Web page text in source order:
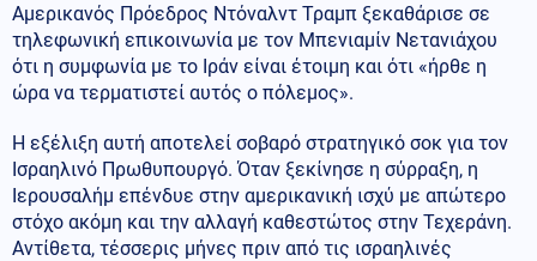
Αμερικανός Πρόεδρος Ντόναλντ Τραμπ ξεκαθάρισε σε
τηλεφωνική επικοινωνία με τον Μπενιαμίν Νετανιάχου
ότι η συμφωνία με το Ιράν είναι έτοιμη και ότι «ήρθε η
ώρα να τερματιστεί αυτός ο πόλεμος».
Η εξέλιξη αυτή αποτελεί σοβαρό στρατηγικό σοκ για τον
Ισραηλινό Πρωθυπουργό. Όταν ξεκίνησε η σύρραξη, η
Ιερουσαλήμ επένδυε στην αμερικανική ισχύ με απώτερο
στόχο ακόμη και την αλλαγή καθεστώτος στην Τεχεράνη.
Αντίθετα, τέσσερις μήνες πριν από τις ισραηλινές